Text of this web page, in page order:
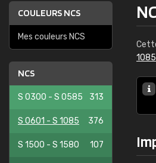
COULEURS NCS
Mes couleurs NCS
NCS
S 0300 - S 0585 313
S 0601 - S 1085 376
S 1500 - S 1580 107
1085